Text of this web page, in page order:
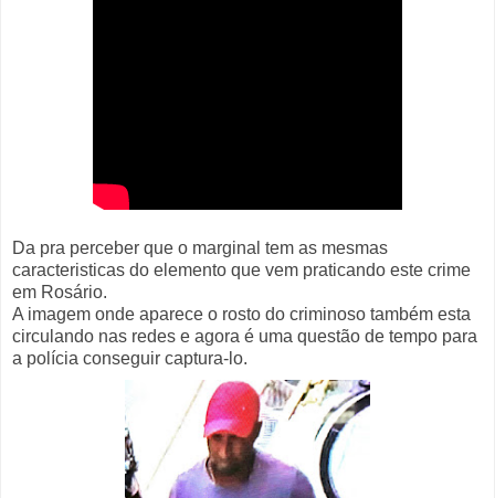
Da pra perceber que o marginal tem as mesmas
caracteristicas do elemento que vem praticando este crime
em Rosário.
A imagem onde aparece o rosto do criminoso também esta
circulando nas redes e agora é uma questão de tempo para
a polícia conseguir captura-lo.